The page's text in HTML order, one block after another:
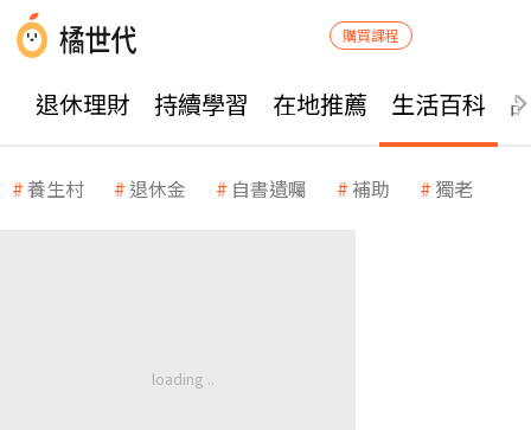
購買課程
退休理財 持續學習 在地推薦 生活百科
養生村 退休金 自書遺囑 補助 獨老